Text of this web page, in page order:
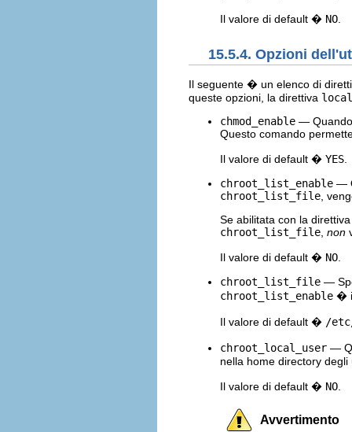
Il valore di default � NO
15.5.4. Opzioni
Il seguente � un elenco di
queste opzioni, la direttiva
chmod_enable —
Questo comando
Il valore di default � YES
chroot_list_enable —
chroot_list_file ,
Se abilitata con la
chroot_list_file non
Il valore di default � NO
chroot_list_file —
chroot_list_enable �
Il valore di default � /
chroot_local_user —
nella home directory degli
Il valore di default � NO
Avvertimento